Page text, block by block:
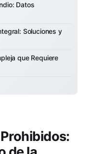
Datos
Soluciones y
que Requiere